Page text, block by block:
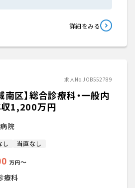
詳細をみる
求人No.JOB552789
南区】総合診療科・一般内
収1,200万円
院
し 当直なし
万円〜
療科